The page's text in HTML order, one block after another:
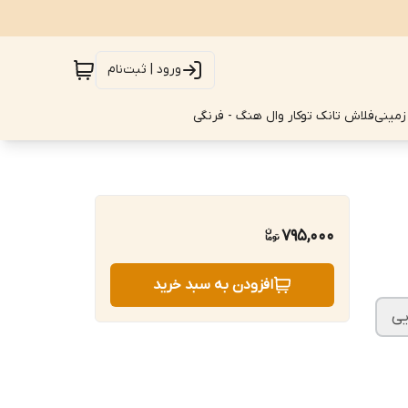
ورود | ثبت‌نام
فلاش تانک توکار وال هنگ - فرنگی
795,000
افزودن به سبد خرید